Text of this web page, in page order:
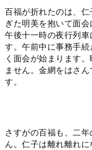
百福が折れたのは、
ぎた明美を抱いて面
午後十一時の夜行列
す。午前中に事務手
く面会が始まります
ません。金網をはさ
す。
さすがの百福も、二
ん。仁子は離れ離れ